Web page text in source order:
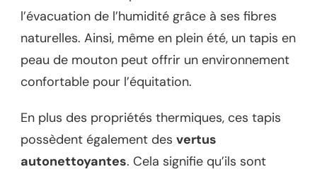
l’évacuation de l’humidité grâce à ses fibres
naturelles. Ainsi, même en plein été, un tapis en
peau de mouton peut offrir un environnement
confortable pour l’équitation.
En plus des propriétés thermiques, ces tapis
possèdent également des vertus
autonettoyantes. Cela signifie qu’ils sont